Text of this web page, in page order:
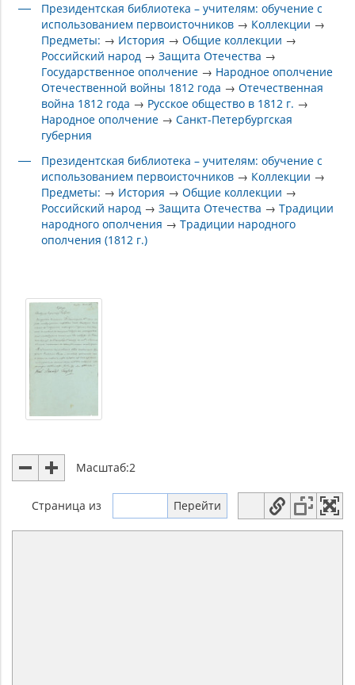
Президентская библиотека – учителям: обучение с
использованием первоисточников → Коллекции →
Предметы: → История →Общие коллекции →
Российский народ →Защита Отечества →
Государственное ополчение → Народное ополчение
Отечественной войны 1812 года →Отечественная
война 1812 года → Русское общество в 1812 г. →
Народное ополчение →Санкт-Петербургская
губерния
Президентская библиотека – учителям: обучение с
использованием первоисточников → Коллекции →
Предметы: → История →Общие коллекции →
Российский народ →Защита Отечества →Традиции
народного ополчения →Традиции народного
ополчения (1812 г.)
Масштаб:2
Страница из